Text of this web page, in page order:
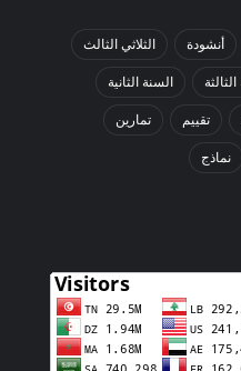
أنشودة الثلاثي الثالث
السنة الثانية
تقييم تمارين
نماذج